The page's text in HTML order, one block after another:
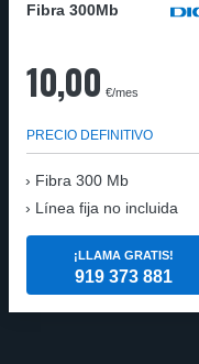
Fibra 300Mb
10,00 €/mes
PRECIO DEFINITIVO
Fibra 300 Mb
Línea fija no incluida
¡LLAMA GRATIS!
919 373 881